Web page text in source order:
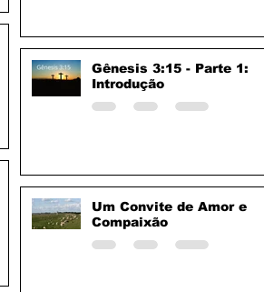
Gênesis 3:15 - Parte 1:
Introdução
Um Convite de Amor e
Compaixão